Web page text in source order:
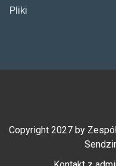
Pliki
Copyright 2027 by